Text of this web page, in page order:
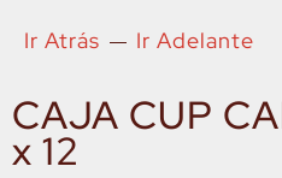
Ir Atrás Ir Adelante
CAJA CUP
x 12